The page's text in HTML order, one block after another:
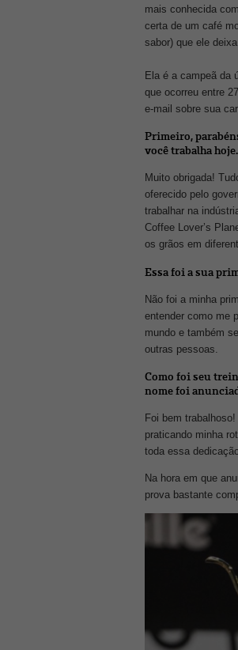
mais conhecida
certa de um café
sabor) que ele
Ela é a campeã da
que ocorreu entre
e-mail sobre sua
Primeiro,
você trabalha hoje.
Muito obrigada!
oferecido pelo
trabalhar na
Coffee Lover’s
os grãos em
Essa foi a sua
Não foi a minha
entender como me
mundo e também
outras pessoas.
Como foi seu
nome foi
Foi bem
praticando minha
toda essa
Na hora em que
prova bastante